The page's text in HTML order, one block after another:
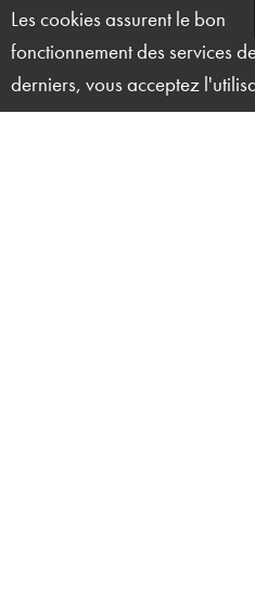
Les cookies assurent le bon
fonctionnement des services
derniers, vous acceptez